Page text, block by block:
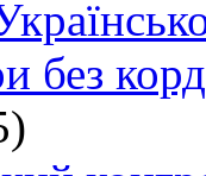
без